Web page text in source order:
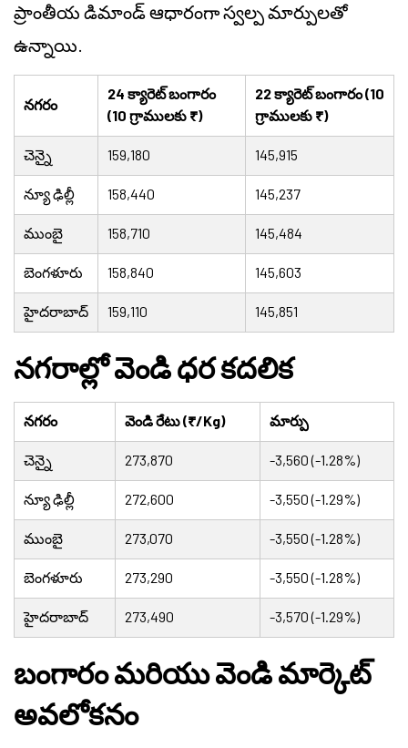
ప్రాంతీయ డిమాండ్ ఆధారంగా స్వల్ప మార్పులతో
ఉన్నాయి.
నగరం
24 క్యారెట్ బంగారం
(10 గ్రాములకు ₹)
22 క్యారెట్ బంగారం (10
గ్రాములకు ₹)
చెన్నై 159,180 145,915
న్యూ ఢిల్లీ 158,440 145,237
ముంబై 158,710 145,484
బెంగళూరు 158,840 145,603
హైదరాబాద్ 159,110 145,851
నగరాల్లో వెండి ధర కదలిక
నగరం వెండి రేటు (₹/Kg) మార్పు
చెన్నై 273,870 -3,560 (-1.28%)
న్యూ ఢిల్లీ 272,600 -3,550 (-1.29%)
ముంబై 273,070 -3,550 (-1.28%)
బెంగళూరు 273,290 -3,550 (-1.28%)
హైదరాబాద్ 273,490 -3,570 (-1.29%)
బంగారం మరియు వెండి మార్కెట్
అవలోకనం